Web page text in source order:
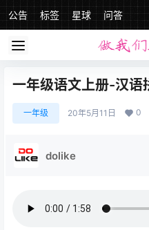
公告 标签 星球 问答
一年级语文上册-汉
一年级 20年5月11日 0
dolike